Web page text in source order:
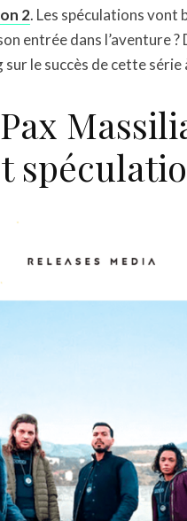
2. Les spéculations vont
entrée dans l’aventure
le succès de cette série